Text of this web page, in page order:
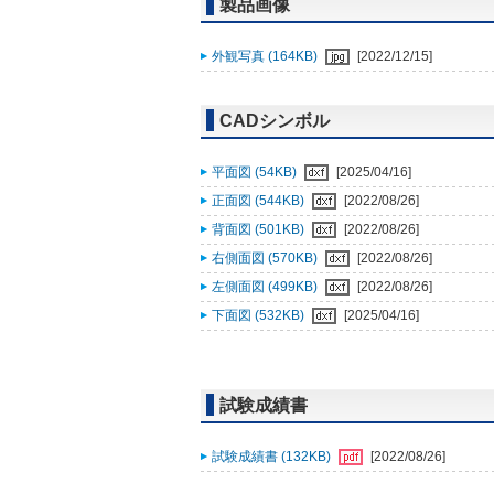
製品画像
外観写真 (164KB) [2022/12/15]
CADシンボル
平面図 (54KB)
[2025/04/16]
正面図 (544KB)
[2022/08/26]
背面図 (501KB)
[2022/08/26]
右側面図 (570KB)
[2022/08/26]
左側面図 (499KB)
[2022/08/26]
下面図 (532KB)
[2025/04/16]
試験成績書
試験成績書 (132KB) [2022/08/26]